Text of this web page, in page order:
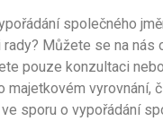
společného
Můžete se na nás
pouze konzultaci
majetkovém vyrovnání,
sporu o vypořádání